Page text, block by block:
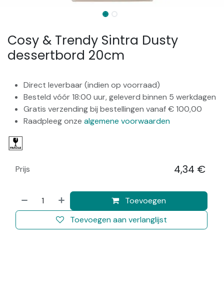
Cosy & Trendy Sintra Dusty
dessertbord 20cm
Direct leverbaar (indien op voorraad)
Besteld vóór 18:00 uur, geleverd binnen 5 werkdagen
Gratis verzending bij bestellingen vanaf € 100,00
Raadpleeg onze algemene voorwaarden
Toevoegen
Toevoegen aan verlanglijst
Prijs 4,34 €